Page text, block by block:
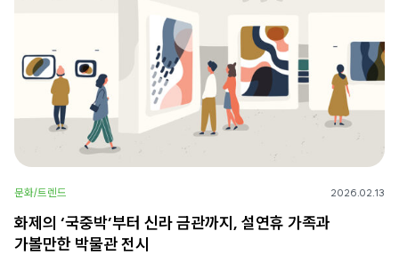
문화/트렌드 2026.02.13
화제의 ‘국중박’부터 신라 금관까지, 설연휴 가족과
가볼만한 박물관 전시